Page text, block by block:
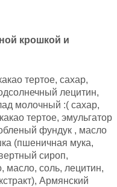
крошкой и
тертое, сахар,
лецитин,
молочный :( сахар,
тертое, эмульгатор
фундук , масло
(пшеничная мука,
сироп,
масло, соль, лецитин,
Армянский